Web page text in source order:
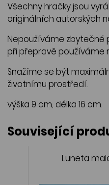
Všechny hračky jsou
originálních autorských
Nepoužíváme zbytečné
při přepravě používáme
Snažíme se být
životnímu prostředí.
výška 9 cm, délka 16 cm.
Související
Luneta